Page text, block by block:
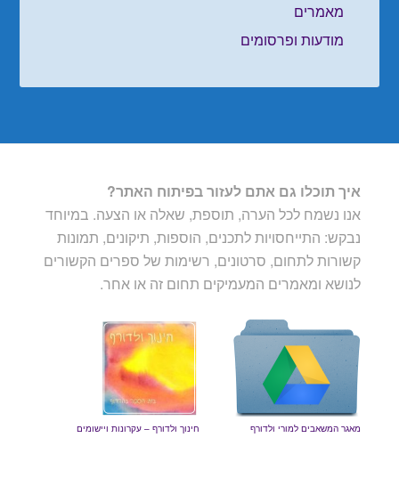
מאמרים
מודעות ופרסומים
איך תוכלו גם אתם לעזור בפיתוח האתר?
אנו נשמח לכל הערה, תוספת, שאלה או הצעה. במיוחד
נבקש: התייחסויות לתכנים, הוספות, תיקונים, תמונות
קשורות לתחום, סרטונים, רשימות של ספרים הקשורים
לנושא ומאמרים המעמיקים תחום זה או אחר.
חינוך ולדורף – עקרונות ויישומים מאגר המשאבים למורי ולדורף